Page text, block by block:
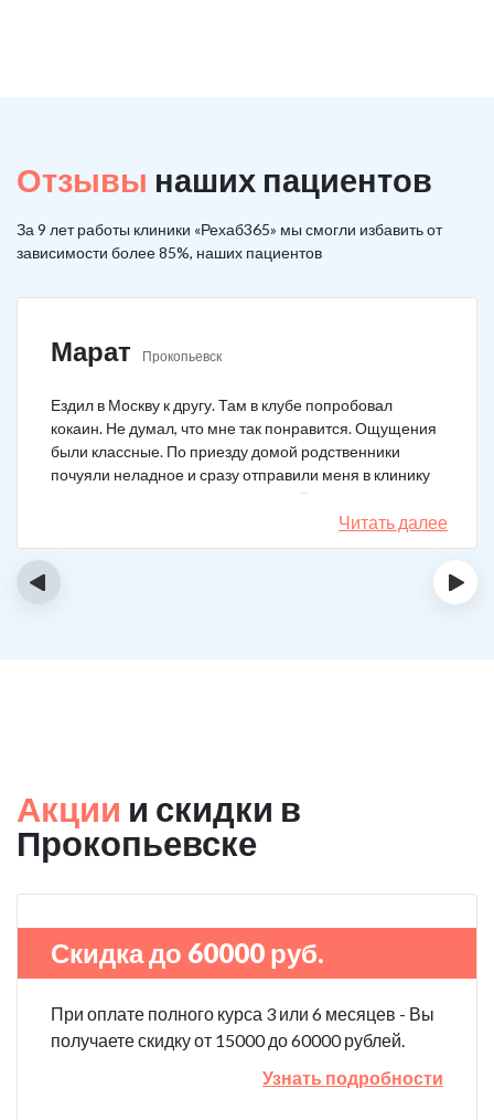
Отзывы наших пациентов
За 9 лет работы клиники «Рехаб365» мы смогли избавить от
зависимости более 85%, наших пациентов
Марат Прокопьевск
Ездил в Москву к другу. Там в клубе попробовал
кокаин. Не думал, что мне так понравится. Ощущения
были классные. По приезду домой родственники
почуяли неладное и сразу отправили меня в клинику
после того как я им все рассказал. Прошел курс
лечения, но мысли о коксе не прошли. Сейчас хожу на
курсы анонимных наркоманов, делаю все, чтобы
Читать далее
‹ ›
Акции и скидки в
Прокопьевске
Скидка до 60000 руб.
При оплате полного курса 3 или 6 месяцев - Вы
получаете скидку от 15000 до 60000 рублей.
Узнать подробности